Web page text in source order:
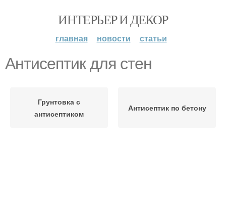
ИНТЕРЬЕР И ДЕКОР
главная новости статьи
Антисептик для стен
Грунтовка с
антисептиком
Антисептик по бетону